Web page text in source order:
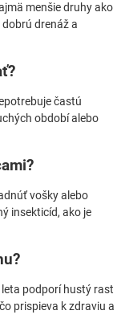
menšie druhy ako
drenáž a
častú
období alebo
vošky alebo
insekticíd, ako je
podporí hustý rast
prispieva k zdraviu a